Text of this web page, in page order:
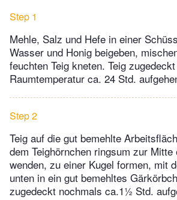
Step 1
Mehle, Salz und Hefe in einer
Wasser und Honig beigeben,
feuchten Teig kneten. Teig
Raumtemperatur ca. 24 Std.
Step 2
Teig auf die gut bemehlte
dem Teighörnchen ringsum zur Mitte
wenden, zu einer Kugel formen, mit
unten in ein gut bemehltes
zugedeckt nochmals ca.1½ Std.